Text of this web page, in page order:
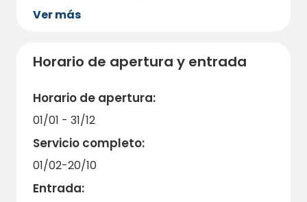
Ver más
Horario de apertura y entrada
Horario de apertura:
01/01 - 31/12
Servicio completo:
01/02-20/10
Entrada: